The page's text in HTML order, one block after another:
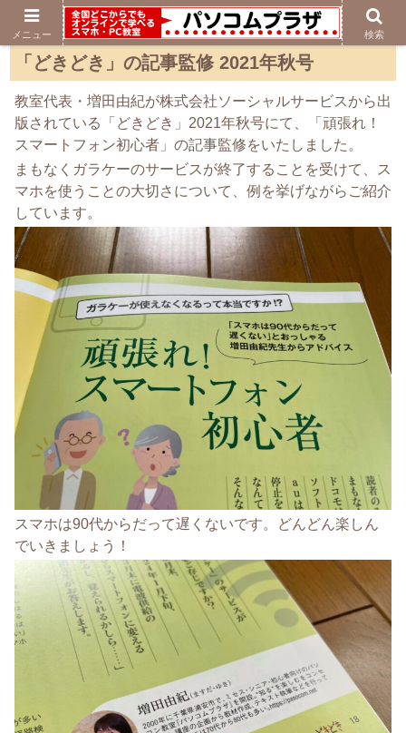
「どきどき」の記事監修 2021年秋号
教室代表・増田由紀が株式会社ソーシャルサービスから出
版されている「どきどき」2021年秋号にて、「頑張れ！
スマートフォン初心者」の記事監修をいたしました。
まもなくガラケーのサービスが終了することを受けて、ス
マホを使うことの大切さについて、例を挙げながらご紹介
しています。
スマホは90代からだって遅くないです。どんどん楽しん
でいきましょう！
メニュー 検索